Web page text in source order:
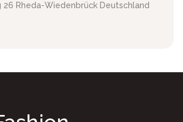
26 Rheda-Wiedenbrück Deutschland